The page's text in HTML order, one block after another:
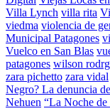
Villa Lynch villa rita
viedma violencia de
Municipal Patagones
Vuelco en San Blas
patagones wilson
zara pichetto zara vidal
Negro? La denuncia
Nehuen “La Noche de